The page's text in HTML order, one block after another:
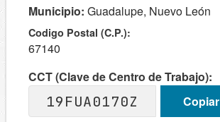
Municipio: Guadalupe, Nuevo León
Codigo Postal (C.P.):
67140
CCT (Clave de Centro de Trabajo):
19FUA0170Z
Copiar